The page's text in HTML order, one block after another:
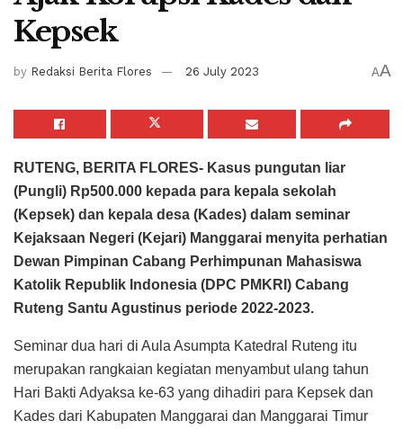
Kepsek
by Redaksi Berita Flores 26 July 2023 AA
RUTENG, BERITA FLORES- Kasus pungutan liar
(Pungli) Rp500.000 kepada para kepala sekolah
(Kepsek) dan kepala desa (Kades) dalam seminar
Kejaksaan Negeri (Kejari) Manggarai menyita perhatian
Dewan Pimpinan Cabang Perhimpunan Mahasiswa
Katolik Republik Indonesia (DPC PMKRI) Cabang
Ruteng Santu Agustinus periode 2022-2023.
Seminar dua hari di Aula Asumpta Katedral Ruteng itu
merupakan rangkaian kegiatan menyambut ulang tahun
Hari Bakti Adyaksa ke-63 yang dihadiri para Kepsek dan
Kades dari Kabupaten Manggarai dan Manggarai Timur